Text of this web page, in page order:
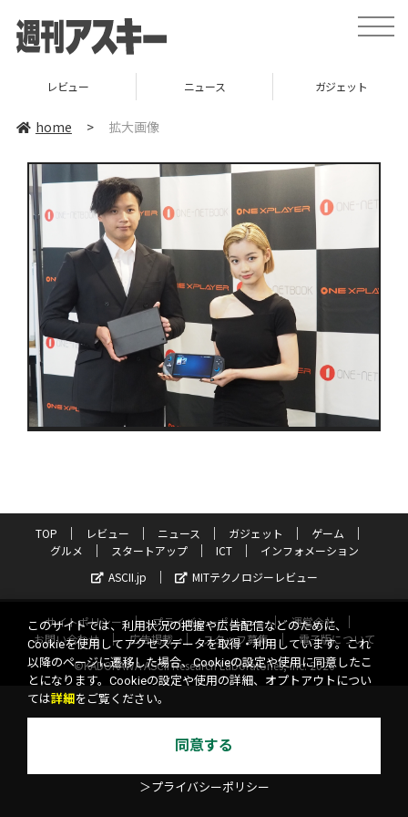
toggle
レビュー ニュース ガジェット
home > 拡大画像
TOP レビュー ニュース ガジェット
ゲーム
グルメ
スタートアップ ICT
インフォメーション
ASCII.jp
MITテクノロジーレビュー
サイトポリシー プライバシーポリシー
運営会社
お問い合わせ
広告掲載 スタッフ募集
電子版について
©KADOKAWA ASCII Research Laboratories, Inc. 2026
このサイトでは、利用状況の把握や広告配信などのために、
Cookieを使用してアクセスデータを取得・利用しています。これ
以降のページに遷移した場合、Cookieの設定や使用に同意したこ
とになります。Cookieの設定や使用の詳細、オプトアウトについ
ては詳細 をご覧ください。
同意する
＞プライバシーポリシー